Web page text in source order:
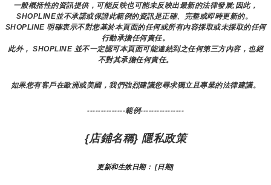
一般概括性的資訊提供，可能反映也可能未反映出最新的法律發展;因此，
SHOPLINE並不承諾或保證此範例的資訊是正確、完整或即時更新的。
SHOPLINE 明確表示不對您基於本頁面的任何或所有內容採取或未採取的任何
行動承擔任何責任。
此外， SHOPLINE 並不一定認可本頁面可能連結到之任何第三方內容，也絕
不對其承擔任何責任。
如果您有客戶在歐洲或美國，我們強烈建議您尋求獨立且專業的法律建議。
--------------範例----------------
{店鋪名稱} 隱私政策
更新和生效日期： [日期]